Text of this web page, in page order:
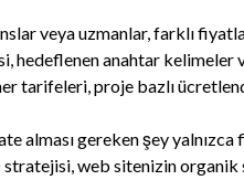
veya uzmanlar, farklı
hedeflenen anahtar
tarifeleri, proje bazlı
alması gereken şey
web sitenizin organik